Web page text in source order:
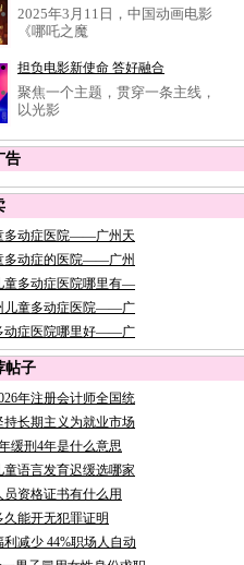
2025年3月11日，中国动画电影
《哪吒之魔
担负电影新使命 答好融合
聚焦一个主题，贯穿一条主线，
以光影
告
多动症医院——广州天
多动症的医院——广州
童多动症医院哪里有—
儿童多动症医院——广
动症医院哪里好——广
帖子
年注册会计师全国统
持长期主义为就业市场
缓刑4年是什么意思
童语言发育迟缓选哪家
员资格证书有什么用
能开无犯罪证明
减少 44%职场人自动